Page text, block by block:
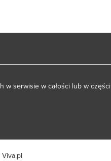
w serwisie w całości lub w części
Viva.pl